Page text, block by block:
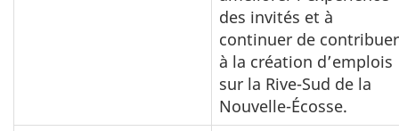
des invités et à
continuer de contribuer
à la création d’emplois
sur la Rive-Sud de la
Nouvelle-Écosse.